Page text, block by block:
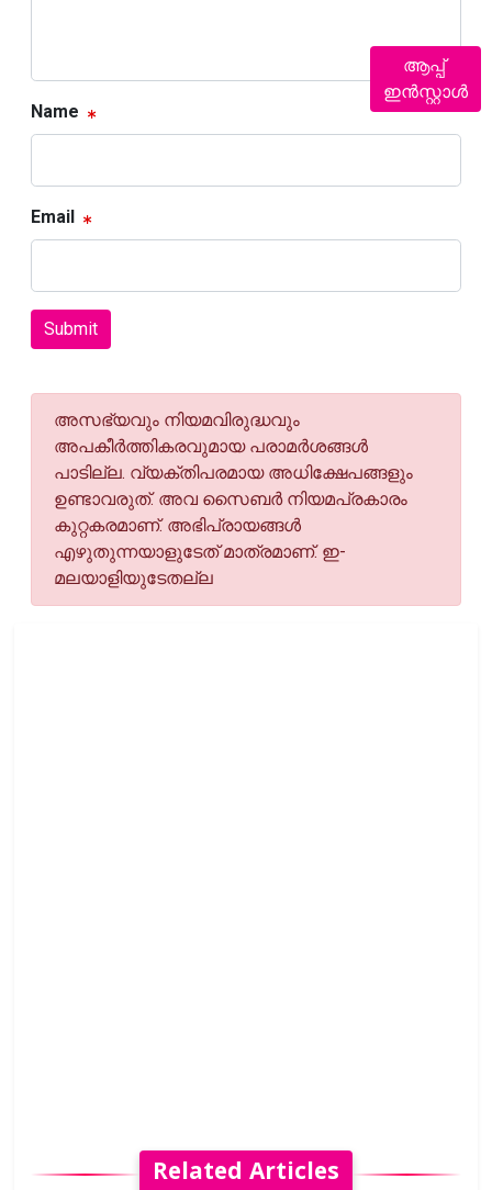
Name
Email
Submit
അസഭ്യവും നിയമവിരുദ്ധവും
അപകീര്‍ത്തികരവുമായ പരാമര്‍ശങ്ങള്‍
പാടില്ല. വ്യക്തിപരമായ അധിക്ഷേപങ്ങളും
ഉണ്ടാവരുത്. അവ സൈബര്‍ നിയമപ്രകാരം
കുറ്റകരമാണ്. അഭിപ്രായങ്ങള്‍
എഴുതുന്നയാളുടേത് മാത്രമാണ്. ഇ-
മലയാളിയുടേതല്ല
Related Articles
ആപ്പ്
ഇൻസ്റ്റാൾ